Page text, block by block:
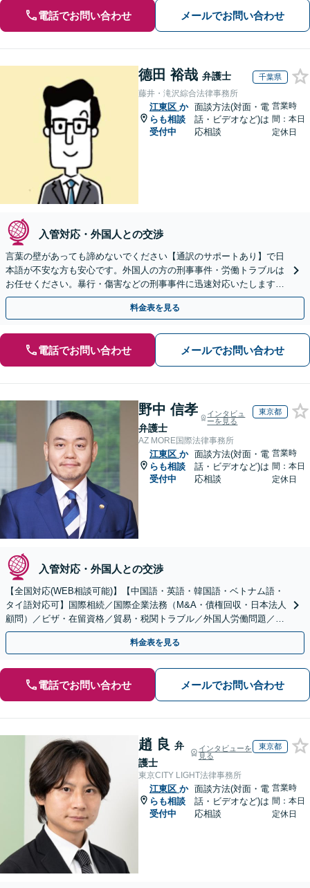
電話でお問い合わせ メールでお問い合わせ
德田 裕哉 弁護士 千葉県
藤井・滝沢綜合法律事務所
江東区 か
らも相談
受付中
面談方法(対面・電
話・ビデオなど)は
応相談
営業時
間：本日
定休日
入管対応・外国人との交渉
言葉の壁があっても諦めないでください【通訳のサポートあり】で日
本語が不安な方も安心です。外国人の方の刑事事件・労働トラブルは
お任せください。暴行・傷害などの刑事事件に迅速対応いたします。
【事前予約で休日・夜間面談可】
料金表を見る
電話でお問い合わせ メールでお問い合わせ
野中 信孝
弁護士
インタビュ
ーを見る
東京都
AZ MORE国際法律事務所
江東区 か
らも相談
受付中
面談方法(対面・電
話・ビデオなど)は
応相談
営業時
間：本日
定休日
入管対応・外国人との交渉
【全国対応(WEB相談可能)】【中国語・英語・韓国語・ベトナム語・
タイ語対応可】国際相続／国際企業法務（M&A・債権回収・日本法人
顧問）／ビザ・在留資格／貿易・税関トラブル／外国人労働問題／外
国人刑事事件など、幅広いご相談に対応可能
料金表を見る
電話でお問い合わせ メールでお問い合わせ
趙 良 弁
護士
インタビューを
見る
東京都
東京CITY LIGHT法律事務所
江東区 か
らも相談
受付中
面談方法(対面・電
話・ビデオなど)は
応相談
営業時
間：本日
定休日